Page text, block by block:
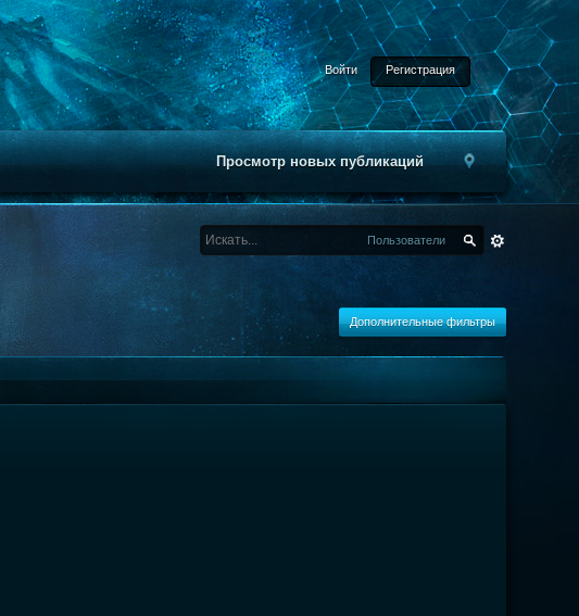
Войти Регистрация
Просмотр новых публикаций
Пользователи
Дополнительные фильтры